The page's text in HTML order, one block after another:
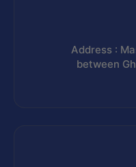
Address :
between